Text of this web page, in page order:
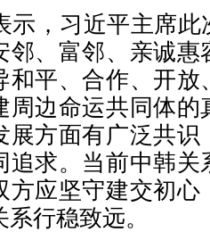
示，习近平主席
邻、富邻、亲诚
和平、合作、开
周边命运共同体
展方面有广泛共
追求。当前中韩
方应坚守建交初
行稳致远。